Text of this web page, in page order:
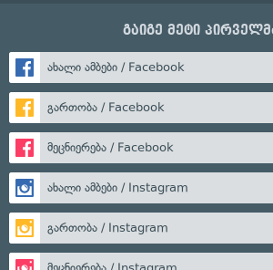
გაიგე მეტი
ახალი ამბები / Facebook
გართობა / Facebook
მეცნიერება / Facebook
ახალი ამბები / Instagram
გართობა / Instagram